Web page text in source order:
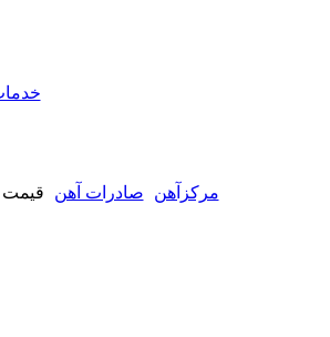
مرکزآهن
صادرات آهن قیمت